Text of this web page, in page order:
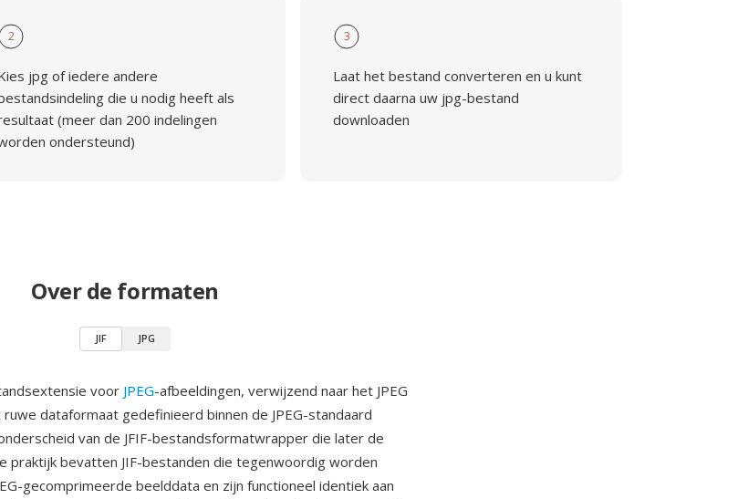
2
jpg of iedere andere
die u nodig heeft als
(meer dan 200 indelingen
ondersteund)
3
Laat het bestand converteren en u kunt
direct daarna uw jpg-bestand
downloaden
Over de formaten
JIF JPG
voor JPEG-afbeeldingen, verwijzend naar het JPEG
dataformaat gedefinieerd binnen de JPEG-standaard
van de JFIF-bestandsformatwrapper die later de
praktijk bevatten JIF-bestanden die tegenwoordig worden
gecomprimeerde beelddata en zijn functioneel identiek aan